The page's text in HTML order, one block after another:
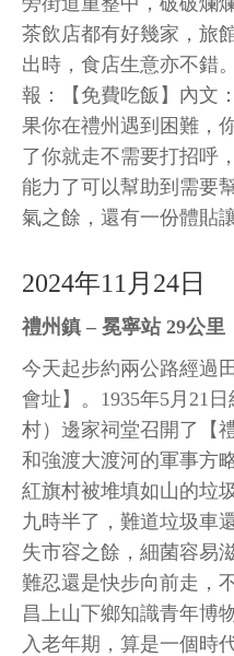
茶飲店都有好幾家，旅
出時，食店生意亦不錯
報：【免費吃飯】內文
果你在禮州遇到困難，
了你就走不需要打招呼
能力了可以幫助到需要
氣之餘，還有一份體貼
2024年11月24日
禮州鎮 – 冕寧站 29公里
今天起步約兩公路經過
會址】。1935年5月21
村）邊家祠堂召開了【
和強渡大渡河的軍事方
紅旗村被堆填如山的垃
九時半了，難道垃圾車
失市容之餘，細菌容易
難忍還是快步向前走，
昌上山下鄉知識青年博
入老年期，算是一個時